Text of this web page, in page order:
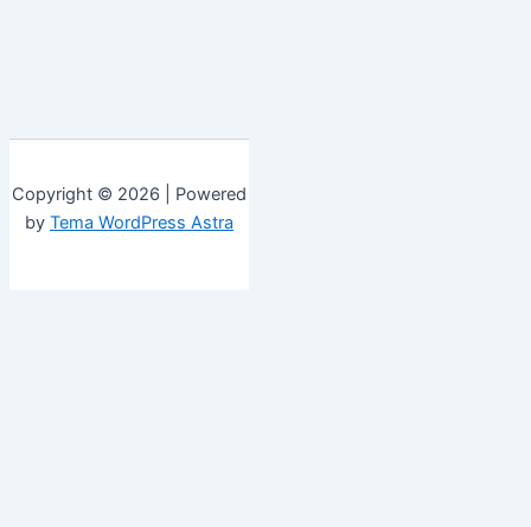
Copyright © 2026 | Powered
by Tema WordPress Astra